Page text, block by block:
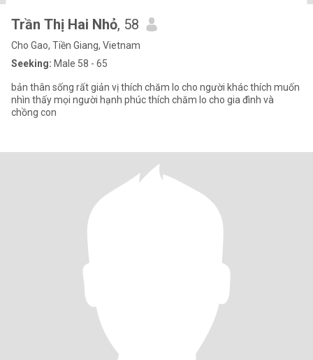
Trần Thị Hai Nhỏ, 58
Cho Gao, Tiền Giang, Vietnam
Seeking: Male 58 - 65
bản thân sống rất giản vị thích chăm lo cho người khác thích muốn
nhìn thấy mọi người hạnh phúc thích chăm lo cho gia đình và
chồng con